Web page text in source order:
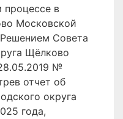
в
Московской
Совета
Щёлково
№
отчет об
округа
года,